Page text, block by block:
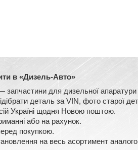
в «Дизель-Авто»
— запчастини для дизельної
деталь за VIN, фото старої
Україні щодня Новою поштою.
або на рахунок.
покупкою.
на весь асортимент